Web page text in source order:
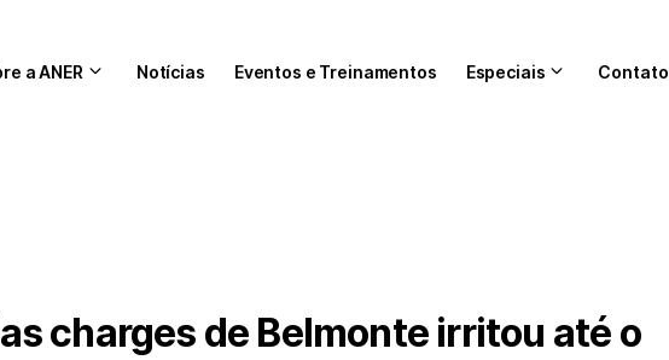
a ANER Notícias Eventos e Treinamentos Especiais Contato
charges de Belmonte irritou até o